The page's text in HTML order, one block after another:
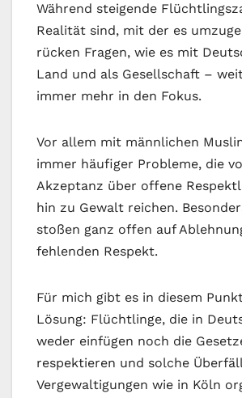
Während steigende
Realität sind, mit der es
rücken Fragen, wie es mit
Land und als Gesellschaft –
immer mehr in den Fokus.
Vor allem mit männlichen
immer häufiger Probleme, die
Akzeptanz über offene
hin zu Gewalt reichen.
stoßen ganz offen auf
fehlenden Respekt.
Für mich gibt es in diesem
Lösung: Flüchtlinge, die in
weder einfügen noch die
respektieren und solche
Vergewaltigungen wie in Köln